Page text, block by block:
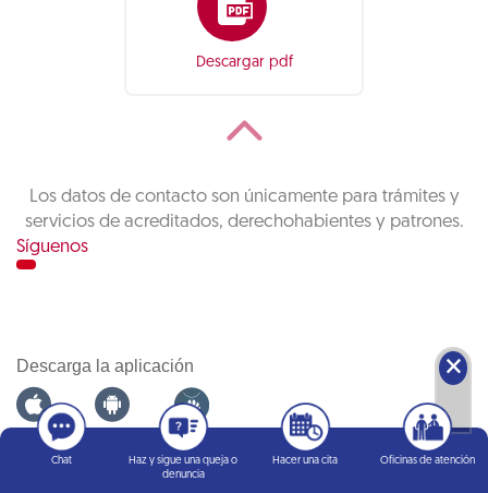
Descargar pdf
Los datos de contacto son únicamente para trámites y
servicios de acreditados, derechohabientes y patrones.
Síguenos
Descarga la aplicación
Infonatel
🗙
Chat
Haz y sigue una queja o
denuncia
Hacer una cita Oficinas de atención